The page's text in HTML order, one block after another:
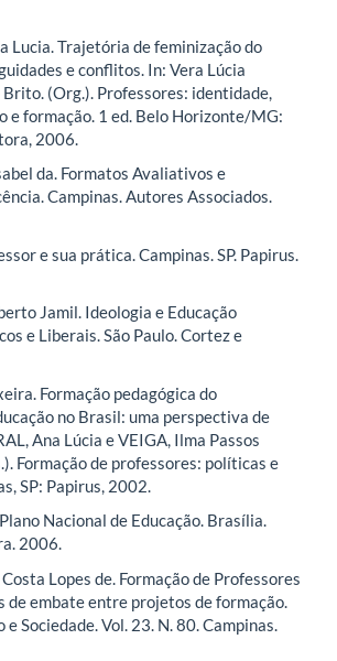
Lucia. Trajetória de feminização do
e conflitos. In: Vera Lúcia
(Org.). Professores: identidade,
e formação. 1 ed. Belo Horizonte/MG:
2006.
da. Formatos Avaliativos e
Campinas. Autores Associados.
e sua prática. Campinas. SP. Papirus.
Jamil. Ideologia e Educação
e Liberais. São Paulo. Cortez e
Formação pedagógica do
no Brasil: uma perspectiva de
Ana Lúcia e VEIGA, Ilma Passos
Formação de professores: políticas e
SP: Papirus, 2002.
Nacional de Educação. Brasília.
2006.
Lopes de. Formação de Professores
de embate entre projetos de formação.
Sociedade. Vol. 23. N. 80. Campinas.